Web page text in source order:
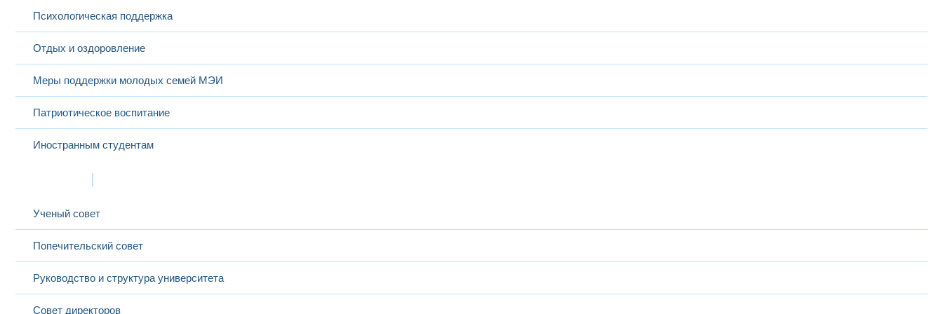
Психологическая поддержка
Отдых и оздоровление
Меры поддержки молодых семей МЭИ
Патриотическое воспитание
Иностранным студентам
Ученый совет
Попечительский совет
Руководство и структура университета
Совет директоров